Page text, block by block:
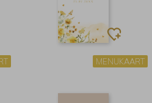
MENUKAART